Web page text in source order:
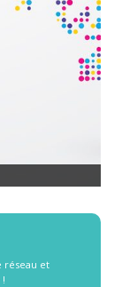
réseau et